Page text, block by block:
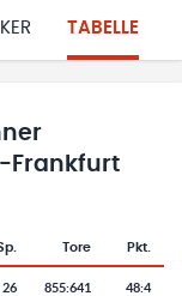
TABELLE
Frankfurt
Tore Pkt.
26 855:641 48:4